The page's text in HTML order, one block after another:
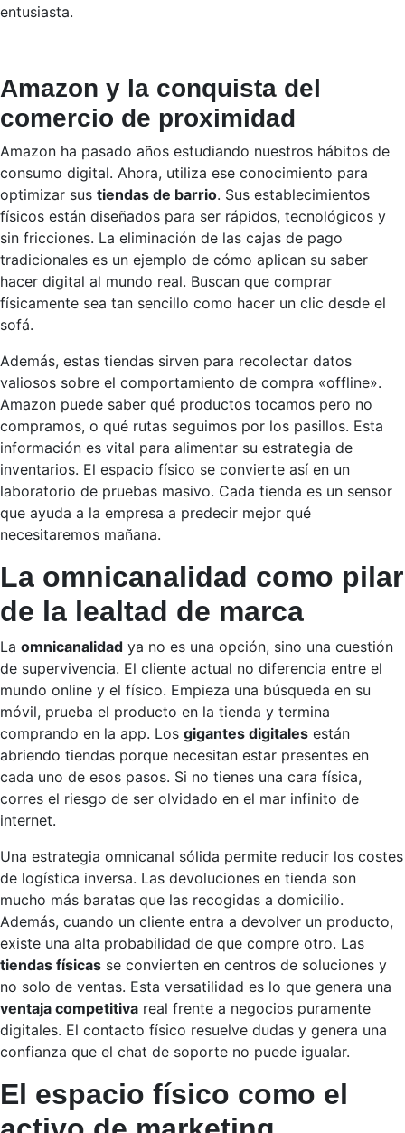
entusiasta.
Amazon y la conquista del
comercio de proximidad
Amazon ha pasado años estudiando nuestros hábitos de
consumo digital. Ahora, utiliza ese conocimiento para
optimizar sus tiendas de barrio. Sus establecimientos
físicos están diseñados para ser rápidos, tecnológicos y
sin fricciones. La eliminación de las cajas de pago
tradicionales es un ejemplo de cómo aplican su saber
hacer digital al mundo real. Buscan que comprar
físicamente sea tan sencillo como hacer un clic desde el
sofá.
Además, estas tiendas sirven para recolectar datos
valiosos sobre el comportamiento de compra «offline».
Amazon puede saber qué productos tocamos pero no
compramos, o qué rutas seguimos por los pasillos. Esta
información es vital para alimentar su estrategia de
inventarios. El espacio físico se convierte así en un
laboratorio de pruebas masivo. Cada tienda es un sensor
que ayuda a la empresa a predecir mejor qué
necesitaremos mañana.
La omnicanalidad como pilar
de la lealtad de marca
La omnicanalidad ya no es una opción, sino una cuestión
de supervivencia. El cliente actual no diferencia entre el
mundo online y el físico. Empieza una búsqueda en su
móvil, prueba el producto en la tienda y termina
comprando en la app. Los gigantes digitales están
abriendo tiendas porque necesitan estar presentes en
cada uno de esos pasos. Si no tienes una cara física,
corres el riesgo de ser olvidado en el mar infinito de
internet.
Una estrategia omnicanal sólida permite reducir los costes
de logística inversa. Las devoluciones en tienda son
mucho más baratas que las recogidas a domicilio.
Además, cuando un cliente entra a devolver un producto,
existe una alta probabilidad de que compre otro. Las
tiendas físicas se convierten en centros de soluciones y
no solo de ventas. Esta versatilidad es lo que genera una
ventaja competitiva real frente a negocios puramente
digitales. El contacto físico resuelve dudas y genera una
confianza que el chat de soporte no puede igualar.
El espacio físico como el